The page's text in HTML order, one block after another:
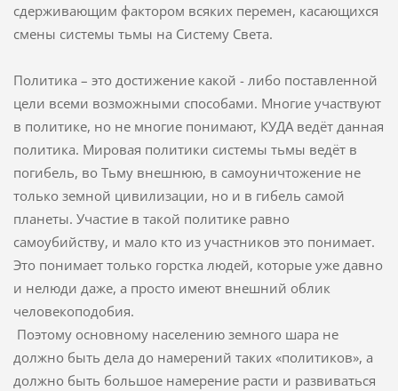
сдерживающим фактором всяких перемен, касающихся
смены системы тьмы на Систему Света.
Политика – это достижение какой - либо поставленной
цели всеми возможными способами. Многие участвуют
в политике, но не многие понимают, КУДА ведёт данная
политика. Мировая политики системы тьмы ведёт в
погибель, во Тьму внешнюю, в самоуничтожение не
только земной цивилизации, но и в гибель самой
планеты. Участие в такой политике равно
самоубийству, и мало кто из участников это понимает.
Это понимает только горстка людей, которые уже давно
и нелюди даже, а просто имеют внешний облик
человекоподобия.
Поэтому основному населению земного шара не
должно быть дела до намерений таких «политиков», а
должно быть большое намерение расти и развиваться